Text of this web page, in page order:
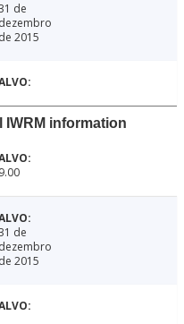
de
dezembro
de 2015
IWRM information
9.00
de
dezembro
de 2015